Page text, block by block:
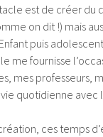
est de créer du
on dit !) mais
puis
me fournisse
mes professeurs,
quotidienne avec
ces temps